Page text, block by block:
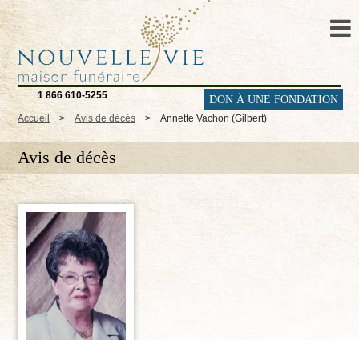
1 866 610-5255 DON À UNE FONDATION
Accueil > Avis de décès > Annette Vachon (Gilbert)
Avis de décès